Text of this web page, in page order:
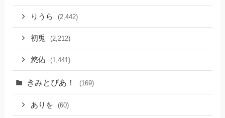
りうら (2,442)
初兎 (2,212)
悠佑 (1,441)
きみとぴあ！ (169)
ありを (60)